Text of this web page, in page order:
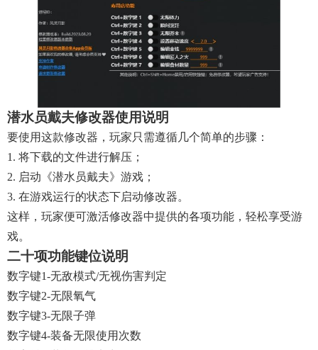
潜水员戴夫修改器使用说明
要使用这款修改器，玩家只需遵循几个简单的步骤：
1. 将下载的文件进行解压；
2. 启动《潜水员戴夫》游戏；
3. 在游戏运行的状态下启动修改器。
这样，玩家便可激活修改器中提供的各项功能，轻松享受游
戏。
二十项功能键位说明
数字键1-无敌模式/无视伤害判定
数字键2-无限氧气
数字键3-无限子弹
数字键4-装备无限使用次数